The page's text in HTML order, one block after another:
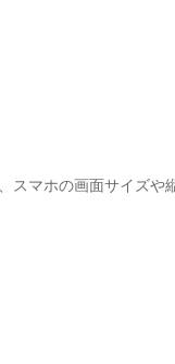
マホの画面サイズや